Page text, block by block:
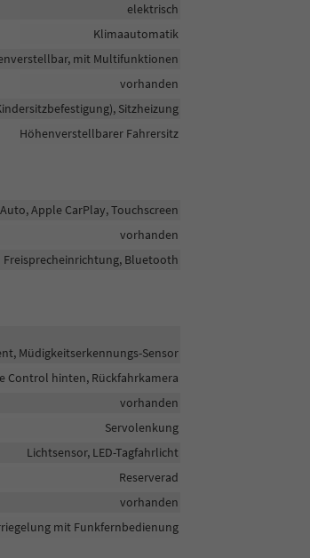
elektrisch
Klimaautomatik
mit Multifunktionen
vorhanden
Sitzheizung
Höhenverstellbarer Fahrersitz
Apple CarPlay, Touchscreen
vorhanden
Freisprecheinrichtung, Bluetooth
Müdigkeitserkennungs-Sensor
Control hinten, Rückfahrkamera
vorhanden
Servolenkung
Lichtsensor, LED-Tagfahrlicht
Reserverad
vorhanden
mit Funkfernbedienung